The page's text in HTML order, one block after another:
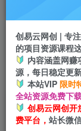
会员专
挂机 项目
脚本卡密
首页 创业课程
（7011期）
上榜，月入
创易云网创 | 专
的项目资源课程
内容涵盖网赚
源，每日稳定更
本站VIP 限时
全站资源免费下
创易云网创开
费平台， 站长微